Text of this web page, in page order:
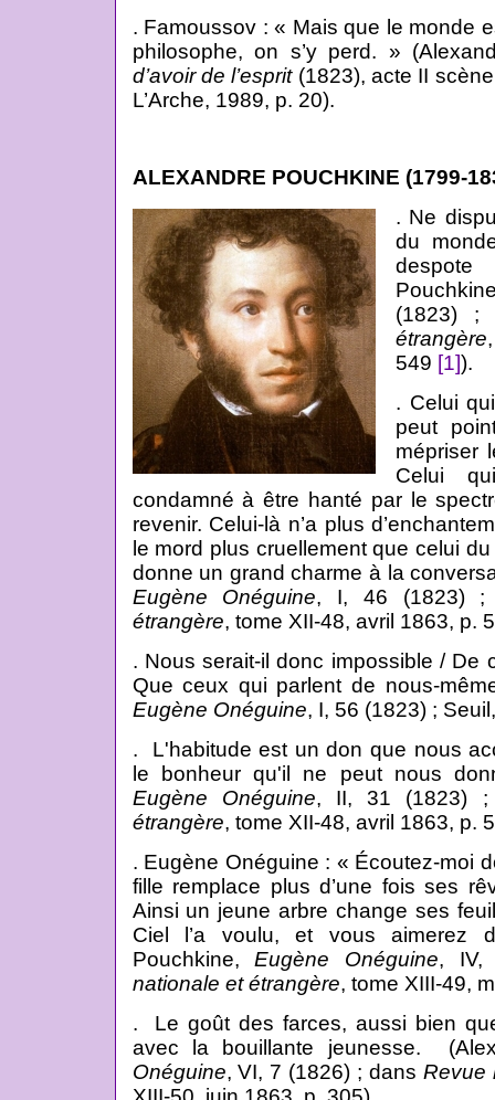
. Famoussov : « Mais que le monde
philosophe, on s’y perd. »
d’avoir de l’esprit(1823), acte II
L’Arche, 1989, p. 20).
ALEXANDRE POUCHKINE (1799-
. Ne
du
despote
(1823)
étrangère
549 [1]).
. Celui
peut
mépriser
Celui
condamné à être hanté par le
revenir. Celui-là n’a plus
le mord plus cruellement que celui
donne un grand charme à la
Eugène Onéguine, I, 46 (1823)
étrangère, tome XII-48, avril 1863, p.
. Nous serait-il donc impossible / De
Que ceux qui parlent de nous-
Eugène Onéguine, I, 56 (1823) ;
. L'habitude est un don que nous
le bonheur qu'il ne peut nous
Eugène Onéguine, II, 31 (1823)
étrangère, tome XII-48, avril 1863, p.
. Eugène Onéguine : « Écoutez-moi
fille remplace plus d’une fois ses
Ainsi un jeune arbre change ses
Ciel l’a voulu, et vous aimerez
Pouchkine,Eugène Onéguine, IV,
nationale et étrangère, tome XIII-49,
. Le goût des farces, aussi bien
avec la bouillante jeunesse.
Onéguine, VI, 7 (1826) ; dans Revue